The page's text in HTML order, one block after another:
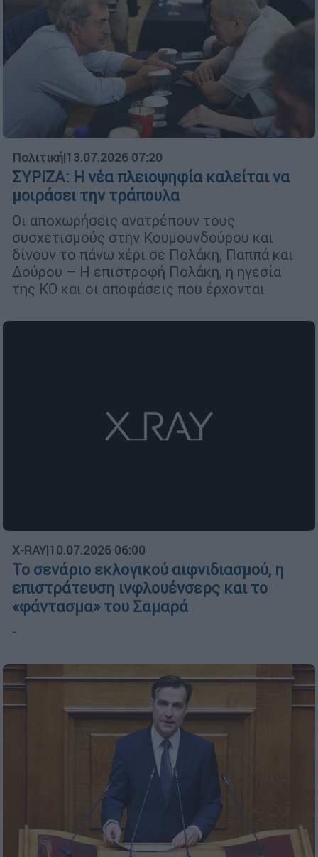
Πολιτική|13.07.2026 07:20
ΣΥΡΙΖΑ: Η νέα πλειοψηφία καλείται να
μοιράσει την τράπουλα
Οι αποχωρήσεις ανατρέπουν τους
συσχετισμούς στην Κουμουνδούρου και
δίνουν το πάνω χέρι σε Πολάκη, Παππά και
Δούρου – Η επιστροφή Πολάκη, η ηγεσία
της ΚΟ και οι αποφάσεις που έρχονται
X-RAY|10.07.2026 06:00
Το σενάριο εκλογικού αιφνιδιασμού, η
επιστράτευση ινφλουένσερς και το
«φάντασμα» του Σαμαρά
-